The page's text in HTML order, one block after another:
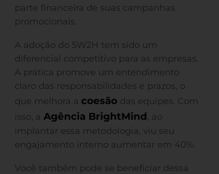
parte financeira de suas campanhas
promocionais.
A adoção do 5W2H tem sido um
diferencial competitivo para as empresas.
A prática promove um entendimento
claro das responsabilidades e prazos, o
que melhora a coesão das equipes. Com
isso, a Agência BrightMind, ao
implantar essa metodologia, viu seu
engajamento interno aumentar em 40%.
Você também pode se beneficiar dessa